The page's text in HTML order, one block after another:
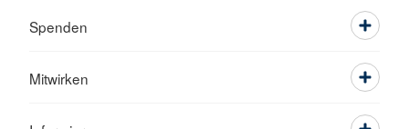
Spenden
Mitwirken